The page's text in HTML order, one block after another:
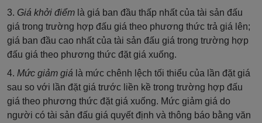
3. Giá khởi điểm là giá ban đầu thấp nhất của tài sản đấu
giá trong trường hợp đấu giá theo phương thức trả giá lên;
giá ban đầu cao nhất của tài sản đấu giá trong trường hợp
đấu giá theo phương thức đặt giá xuống.
4. Mức giảm giá là mức chênh lệch tối thiểu của lần đặt giá
sau so với lần đặt giá trước liền kề trong trường hợp đấu
giá theo phương thức đặt giá xuống. Mức giảm giá do
người có tài sản đấu giá quyết định và thông báo bằng văn